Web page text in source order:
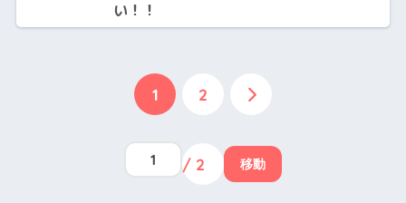
い！！
1 2
/ 2 移動